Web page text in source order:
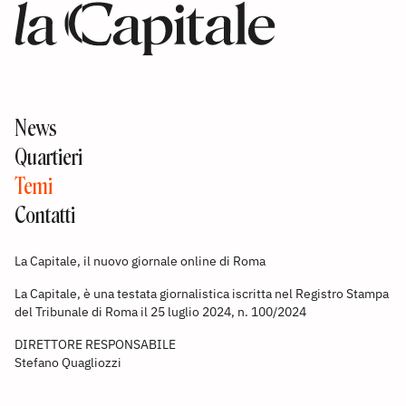
News
Quartieri
Temi
Contatti
La Capitale, il nuovo giornale online di Roma
La Capitale, è una testata giornalistica iscritta nel Registro Stampa
del Tribunale di Roma il 25 luglio 2024, n. 100/2024
DIRETTORE RESPONSABILE
Stefano Quagliozzi